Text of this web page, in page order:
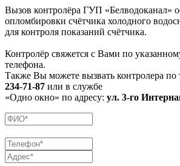
Вызов контролёра ГУП «Белводоканал»
опломбировки счётчика холодного
для контроля показаний счётчика.
Контролёр свяжется с Вами по
телефона.
Также Вы можете вызвать контролера по
234-71-87 или в службе
«Одно окно» по адресу: ул. 3-го